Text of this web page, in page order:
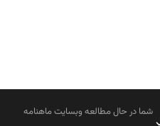
شما در حال مطالعه وبسایت ماهنامه